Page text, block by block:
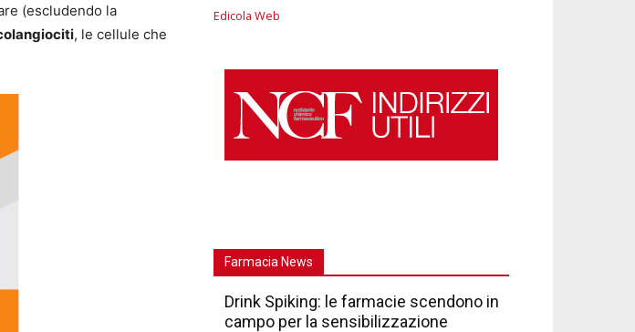
(escludendo la
, le cellule che
Edicola Web
Farmacia News
Drink Spiking: le farmacie scendono in
campo per la sensibilizzazione